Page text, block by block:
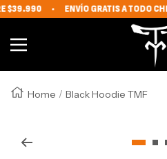
IR DIRECTAMENTE AL CONTENIDO
$39.990 ENVÍO GRATIS A TODO
Navigation
The
Home Black Hoodie TMF